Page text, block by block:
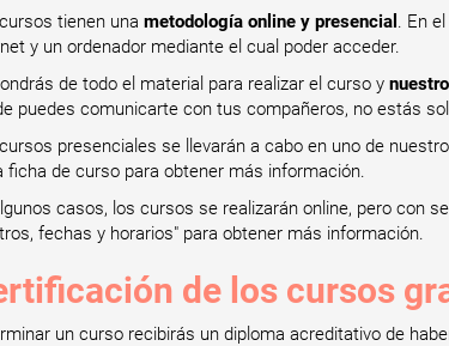
tienen una metodología online y presencial . En
y un ordenador mediante el cual poder acceder.
de todo el material para realizar el curso y
puedes comunicarte con tus compañeros, no estás
presenciales se llevarán a cabo en uno de
ficha de curso para obtener más información.
casos, los cursos se realizarán online, pero con
fechas y horarios" para obtener más información.
de los cursos
un curso recibirás un diploma acreditativo de